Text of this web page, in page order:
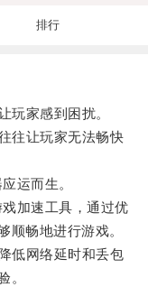
排行
家感到困扰。
让玩家无法畅快
运而生。
加速工具，通过优
顺畅地进行游戏。
网络延时和丢包
。